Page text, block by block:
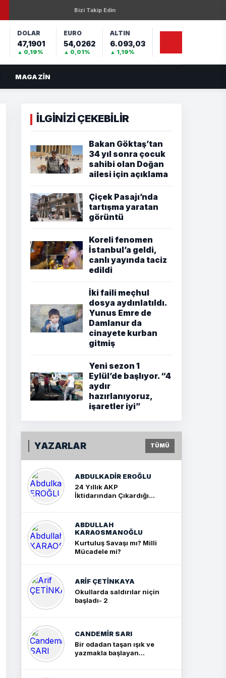
Bizi Takip Edin
DOLAR
47,1901
▲ 0,19%
EURO
54,0262
▲ 0,01%
ALTIN
6.093,03
▲ 1,19%
MAGAZIN
İLGİNİZİ ÇEKEBİLİR
Bakan Göktaş’tan
34 yıl sonra çocuk
sahibi olan Doğan
ailesi için açıklama
Çiçek Pasajı’nda
tartışma yaratan
görüntü
Koreli fenomen
İstanbul’a geldi,
canlı yayında taciz
edildi
İki faili meçhul
dosya aydınlatıldı.
Yunus Emre de
Damlanur da
cinayete kurban
gitmiş
Yeni sezon 1
Eylül’de başlıyor. “4
aydır
hazırlanıyoruz,
işaretler iyi”
YAZARLAR TÜMÜ
ABDULKADIR EROĞLU
24 Yıllık AKP
İktidarından Çıkardığım
ABDULLAH
KARAOSMANOĞLU
Kurtuluş Savaşı mı? Milli
Mücadele mi?
ARIF ÇETİNKAYA
Okullarda saldırılar niçin
başladı- 2
CANDEMIR SARI
Bir odadan taşan ışık ve
yazmakla başlayan